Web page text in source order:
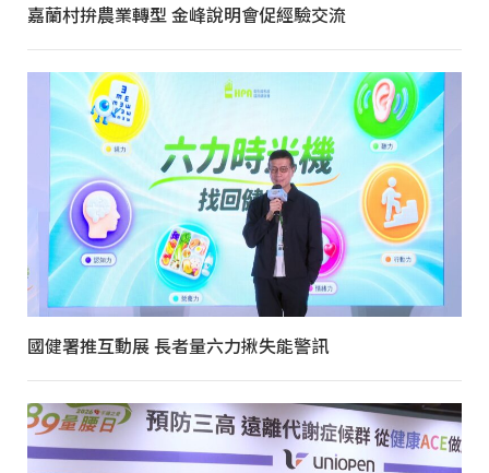
嘉蘭村拚農業轉型 金峰說明會促經驗交流
國健署推互動展 長者量六力揪失能警訊